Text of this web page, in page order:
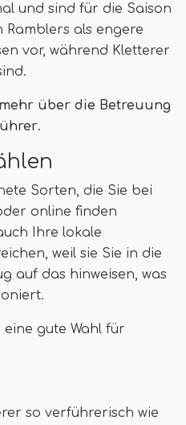
und sind für die Saison
Ramblers als engere
vor, während Kletterer
über die Betreuung
.
Sorten, die Sie bei
online finden
Ihre lokale
weil sie Sie in die
auf das hinweisen, was
eine gute Wahl für
so verführerisch wie